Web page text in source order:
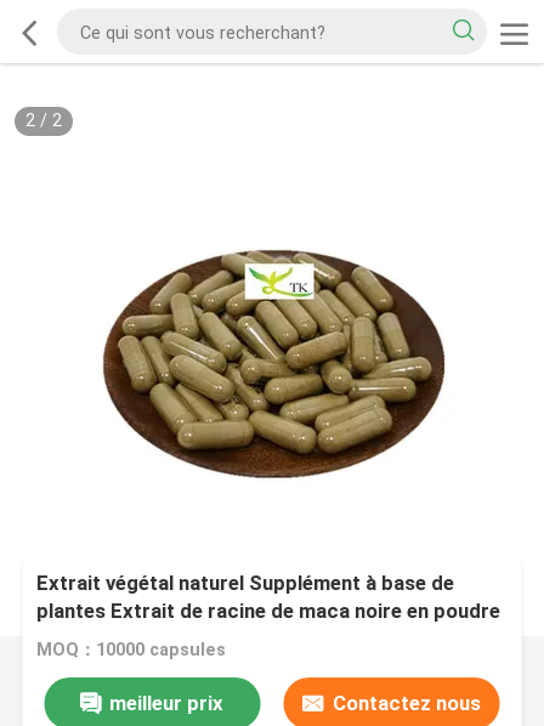
2/ 2
Extrait végétal naturel Supplément à base de
plantes Extrait de racine de maca noire en poudre
en capsules
MOQ：10000 capsules
meilleur prix Contactez nous